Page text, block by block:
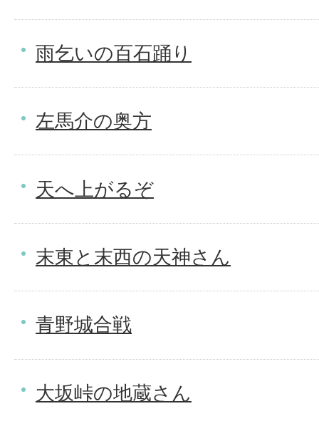
雨乞いの百石踊り
左馬介の奥方
天へ上がるぞ
末東と末西の天神さん
青野城合戦
大坂峠の地蔵さん